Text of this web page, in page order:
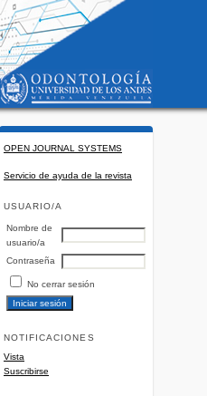
OPEN JOURNAL SYSTEMS
Servicio de ayuda de la revista
USUARIO/A
Nombre de
usuario/a
Contraseña
No cerrar sesión
NOTIFICACIONES
Vista
Suscribirse